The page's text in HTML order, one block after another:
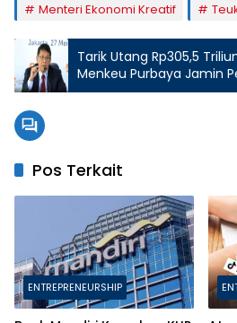
Menteri Ekonomi Kreatif
Tarik Utang Rp305,5
Menkeu Purbaya Jamin
Tetap Terjaga dan
Pos Terkait
ENTREPRENEURSHIP